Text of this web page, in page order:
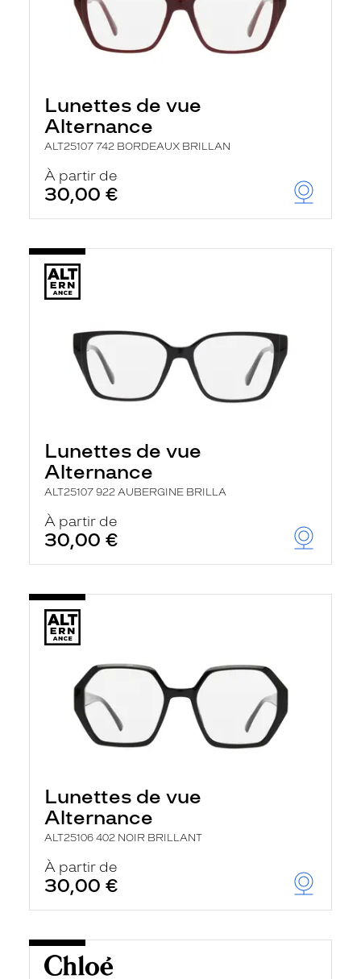
Lunettes de vue
Alternance
ALT25107 742 BORDEAUX BRILLAN
À partir de
30,00 €
Lunettes de vue
Alternance
ALT25107 922 AUBERGINE BRILLA
À partir de
30,00 €
Lunettes de vue
Alternance
ALT25106 402 NOIR BRILLANT
À partir de
30,00 €